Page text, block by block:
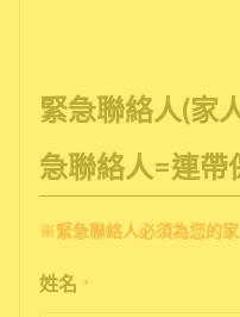
緊急聯絡人(家
急聯絡人=連帶
※緊急聯絡人必須為您的家
姓名 *